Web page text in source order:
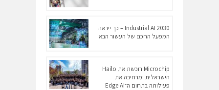
Industrial AI 2030 – כך ייראה
המפעל החכם של העשור הבא
Microchip רוכשת את Hailo
הישראלית ומרחיבה את
פעילותה בתחום ה־Edge AI